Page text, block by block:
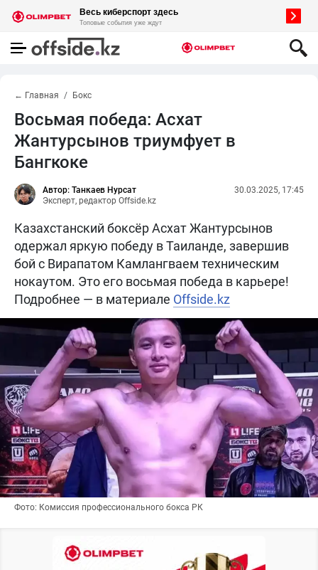
← Главная Бокс
Восьмая победа: Асхат
Жантурсынов триумфует в
Бангкоке
Автор: Танкаев Нурсат
Эксперт, редактор Offside.kz
30.03.2025, 17:45
Казахстанский боксёр Асхат Жантурсынов
одержал яркую победу в Таиланде, завершив
бой с Вирапатом Камлангваем техническим
нокаутом. Это его восьмая победа в карьере!
Подробнее — в материале Offside.kz
Фото: Комиссия профессионального бокса РК